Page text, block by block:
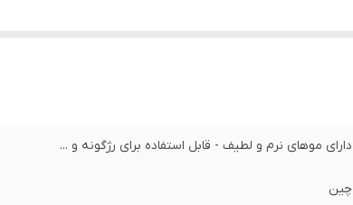
دارای موهای نرم و لطیف - قابل استفاده برای رژگونه و ...
چین